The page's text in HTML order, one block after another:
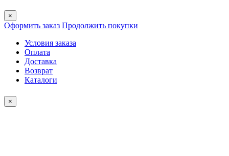
×
Оформить заказ Продолжить покупки
Условия заказа
Оплата
Доставка
Возврат
Каталоги
×